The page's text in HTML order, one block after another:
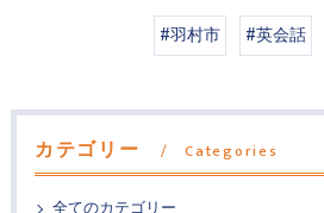
#羽村市 #英会話
カテゴリー Categories